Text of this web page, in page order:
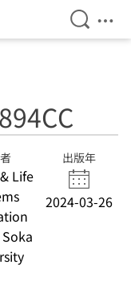
検索を
メ
Life
出版年
2024-03-26